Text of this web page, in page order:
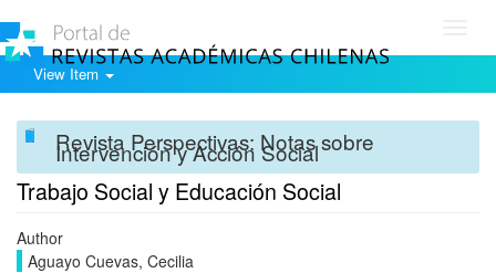
View Item
Revista Perspectivas: Notas sobre
Intervención y Acción Social
Trabajo Social y Educación Social
Author
Aguayo Cuevas, Cecilia